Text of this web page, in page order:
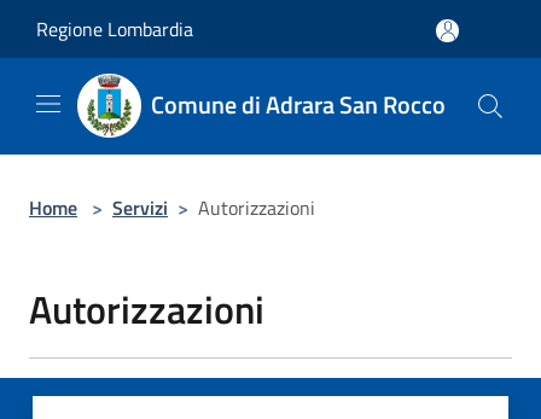
Regione Lombardia
Comune di Adrara San Rocco
Home > Servizi > Autorizzazioni
Autorizzazioni